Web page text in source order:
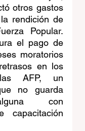
otros gastos
rendición de
Popular.
el pago de
moratorios
en los
AFP, un
no guarda
con
capacitación